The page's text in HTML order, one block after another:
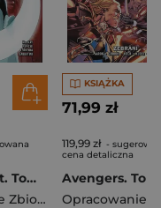
Moon Knight. Tom 3
Opracowanie Zbiorowe
KSIĄŻKA
71,99 zł
119,99 zł -
cena detaliczna